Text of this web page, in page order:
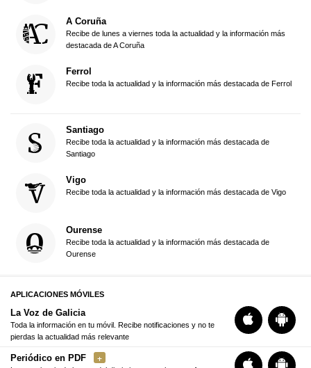
A Coruña
Recibe de lunes a viernes toda la actualidad y la información más
destacada de A Coruña
Ferrol
Recibe toda la actualidad y la información más destacada de Ferrol
Santiago
Recibe toda la actualidad y la información más destacada de
Santiago
Vigo
Recibe toda la actualidad y la información más destacada de Vigo
Ourense
Recibe toda la actualidad y la información más destacada de
Ourense
APLICACIONES MÓVILES
La Voz de Galicia
Toda la información en tu móvil. Recibe notificaciones y no te
pierdas la actualidad más relevante
Periódico en PDF